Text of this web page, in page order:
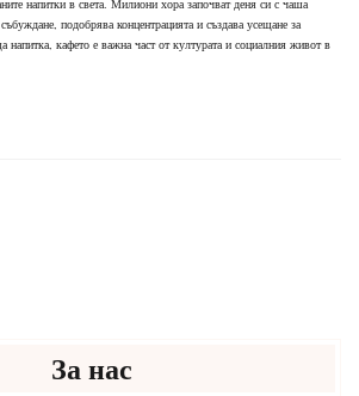
напитки в света. Милиони хора започват деня си с чаша
подобрява концентрацията и създава усещане за
напитка, кафето е важна част от културата и социалния живот в
За нас